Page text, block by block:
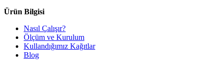
Ürün Bilgisi
Nasıl Çalışır?
Ölçüm ve Kurulum
Kullandığımız Kağıtlar
Blog